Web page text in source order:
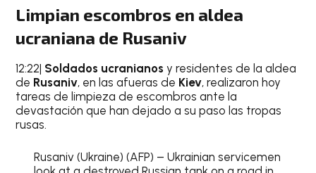
Limpian escombros en aldea
ucraniana de Rusaniv
12:22| Soldados ucranianosy residentes de la aldea
de Rusaniv, en las afueras de Kiev, realizaron hoy
tareas de limpieza de escombros ante la
devastación que han dejado a su paso las tropas
rusas.
Rusaniv (Ukraine) (AFP) – Ukrainian servicemen